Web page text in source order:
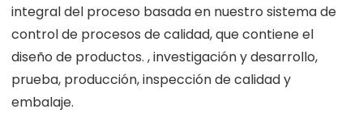
integral del proceso basada en nuestro sistema de
control de procesos de calidad, que contiene el
diseño de productos. , investigación y desarrollo,
prueba, producción, inspección de calidad y
embalaje.